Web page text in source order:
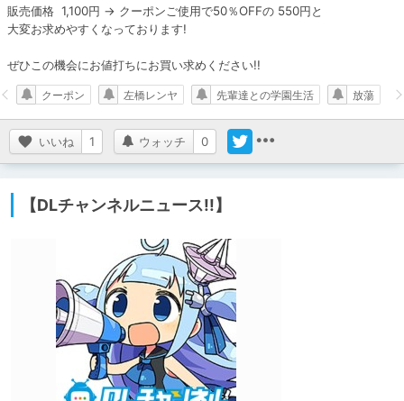
販売価格  1,100円 → クーポンご使用で50％OFFの 550円と
大変お求めやすくなっております!
ぜひこの機会にお値打ちにお買い求めください!!
いいね 1 ウォッチ 0
クーポン 左橋レンヤ 先輩達との学園生活 放蕩
【DLチャンネルニュース!!】